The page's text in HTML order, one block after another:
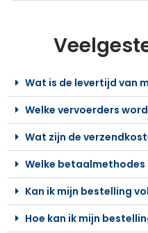
Wat is de levertijd van
Welke vervoerders
Wat zijn de
Welke betaalmethodes
Kan ik mijn bestelling
Hoe kan ik mijn